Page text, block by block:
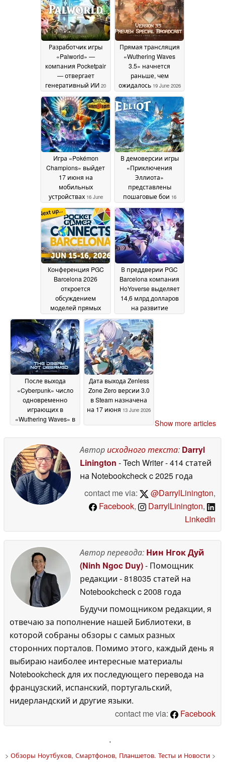
Разработчик игры
«Palworld» —
компания Pocketpair
— отвергает
генеративный ИИ 20
June 2026
Прямая трансляция
«Wuthering Waves
3.5» начнется
раньше, чем
ожидалось 19 June 2026
Игра «Pokémon
Champions» выйдет
17 июня на
мобильных
устройствах 16 June
2026
В демоверсии игры
«Приключения
Эллиота»
представлены
пошаговые бои 16
June 2026
Конференция PGC
Barcelona 2026
откроется
обсуждением
моделей прямых
продаж
потребителю (D2C)
15 June 2026
В преддверии PGC
Barcelona компания
HoYoverse выделяет
14,6 млрд долларов
на развитие
искусственного
интеллекта
2026
После выхода
«Cyberpunk» число
одновременно
играющих в
«Wuthering Waves» в
Дата выхода Zenless
Zone Zero версии 3.0
в Steam назначена
на 17 июня 13 June 2026
Show more articles
Авторисходного текста: Darryl
Linington - Tech Writer- 414 статей
на Notebookcheckc 2025 года
contact me via:
@DarrylLinington,
Facebook, DarrylLinington,
LinkedIn
Автор перевода: Нин Нгок Дуй
(Ninh Ngoc Duy)- Помощник
редакции - 818035 статей на
Notebookcheckc 2008 года
Будучи помощником редакции, я
отвечаю за пополнение нашей Библиотеки, в
которой собраны обзоры с самых разных
сторонних порталов. Помимо этого, каждый день я
выбираю наиболее интересные материалы
Notebookcheck для их последующего перевода на
французский, испанский, португальский,
нидерландский и другие языки.
contact me via:
Facebook
'
> Обзоры Ноутбуков, Смартфонов, Планшетов. Тесты и Новости>